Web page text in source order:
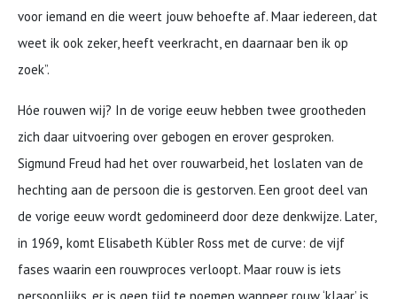
voor iemand en die weert jouw behoefte af. Maar iedereen, dat
weet ik ook zeker, heeft veerkracht, en daarnaar ben ik op
zoek”.
Hóe rouwen wij? In de vorige eeuw hebben twee grootheden
zich daar uitvoering over gebogen en erover gesproken.
Sigmund Freud had het over rouwarbeid, het loslaten van de
hechting aan de persoon die is gestorven. Een groot deel van
de vorige eeuw wordt gedomineerd door deze denkwijze. Later,
in 1969, komt Elisabeth Kübler Ross met de curve: de vijf
fases waarin een rouwproces verloopt. Maar rouw is iets